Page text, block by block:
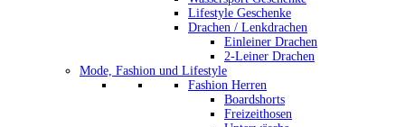
Lifestyle Geschenke
Drachen / Lenkdrachen
Einleiner Drachen
2-Leiner Drachen
Mode, Fashion und Lifestyle
Fashion Herren
Boardshorts
Freizeithosen